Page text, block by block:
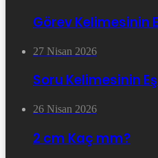
Görev Kelimesinin
27 Nisan 2026
Soru Kelimesinin
26 Nisan 2026
2 cm Kaç mm?